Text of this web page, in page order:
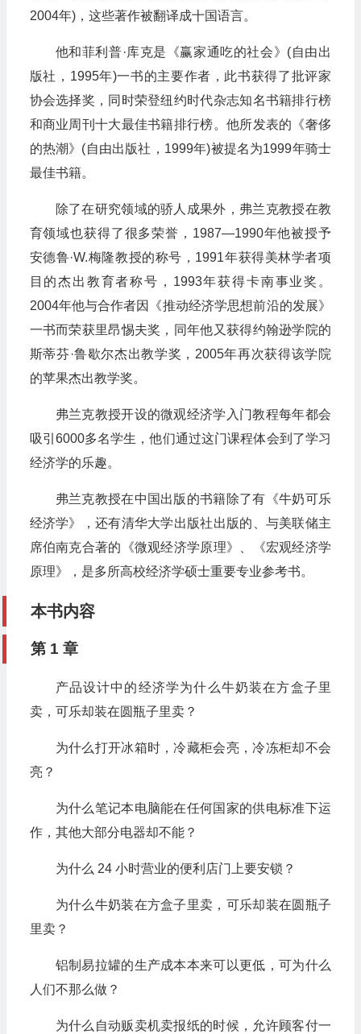
2004年)，这些著作被翻译成十国语言。
他和菲利普·库克是《赢家通吃的社会》(自由出
版社，1995年)一书的主要作者，此书获得了批评家
协会选择奖，同时荣登纽约时代杂志知名书籍排行榜
和商业周刊十大最佳书籍排行榜。他所发表的《奢侈
的热潮》(自由出版社，1999年)被提名为1999年骑士
最佳书籍。
除了在研究领域的骄人成果外，弗兰克教授在教
育领域也获得了很多荣誉，1987—1990年他被授予
安德鲁·W.梅隆教授的称号，1991年获得美林学者项
目的杰出教育者称号，1993年获得卡南事业奖。
2004年他与合作者因《推动经济学思想前沿的发展》
一书而荣获里昂惕夫奖，同年他又获得约翰逊学院的
斯蒂芬·鲁歇尔杰出教学奖，2005年再次获得该学院
的苹果杰出教学奖。
弗兰克教授开设的微观经济学入门教程每年都会
吸引6000多名学生，他们通过这门课程体会到了学习
经济学的乐趣。
弗兰克教授在中国出版的书籍除了有《牛奶可乐
经济学》，还有清华大学出版社出版的、与美联储主
席伯南克合著的《微观经济学原理》、《宏观经济学
原理》，是多所高校经济学硕士重要专业参考书。
本书内容
第 1 章
产品设计中的经济学为什么牛奶装在方盒子里
卖，可乐却装在圆瓶子里卖？
为什么打开冰箱时，冷藏柜会亮，冷冻柜却不会
亮？
为什么笔记本电脑能在任何国家的供电标准下运
作，其他大部分电器却不能？
为什么 24 小时营业的便利店门上要安锁？
为什么牛奶装在方盒子里卖，可乐却装在圆瓶子
里卖？
铝制易拉罐的生产成本本来可以更低，可为什么
人们不那么做？
为什么自动贩卖机卖报纸的时候，允许顾客付一